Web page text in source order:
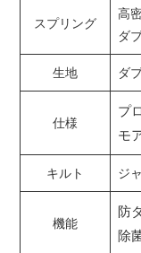
スプリング
高
ダ
生地 ダ
仕様
プ
モ
キルト ジ
機能
防
除